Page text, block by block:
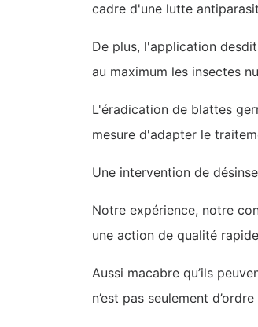
cadre d'une lutte
De plus, l'application
au maximum les insectes
L'éradication de blattes
mesure d'adapter le
Une intervention de
Notre expérience, notre
une action de qualité
Aussi macabre qu’ils
n’est pas seulement